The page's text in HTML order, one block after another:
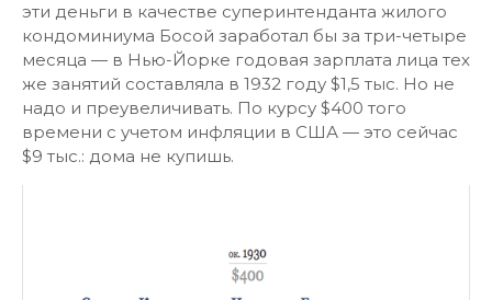
эти деньги в качестве суперинтенданта жилого
кондоминиума Босой заработал бы за три-четыре
месяца — в Нью-Йорке годовая зарплата лица тех
же занятий составляла в 1932 году $1,5 тыс. Но не
надо и преувеличивать. По курсу $400 того
времени с учетом инфляции в США — это сейчас
$9 тыс.: дома не купишь.